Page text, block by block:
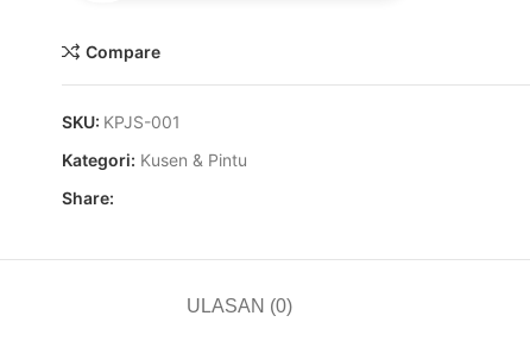
Compare
SKU: KPJS-001
Kategori: Kusen & Pintu
Share:
ULASAN (0)